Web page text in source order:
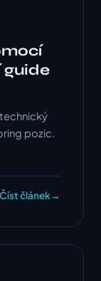
guide
pozic.
Číst článek →